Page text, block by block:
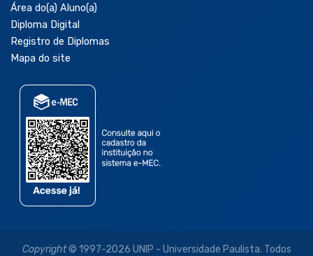
Área do(a) Aluno(a)
Diploma Digital
Registro de Diplomas
Mapa do site
Copyright© 1997-2026 UNIP - Universidade Paulista. Todos